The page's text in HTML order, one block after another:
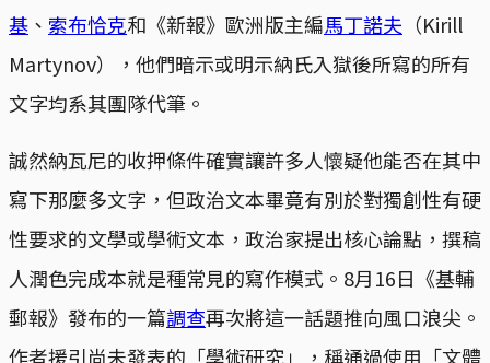
基 、 索布恰克和《新報》歐洲版主編馬丁諾夫 （Kirill
Martynov），他們暗示或明示納氏入獄後所寫的所有
文字均系其團隊代筆。
誠然納瓦尼的收押條件確實讓許多人懷疑他能否在其中
寫下那麼多文字，但政治文本畢竟有別於對獨創性有硬
性要求的文學或學術文本，政治家提出核心論點，撰稿
人潤色完成本就是種常見的寫作模式。8月16日《基輔
郵報》發布的一篇調查再次將這一話題推向風口浪尖。
作者援引尚未發表的「學術研究」，稱通過使用「文體